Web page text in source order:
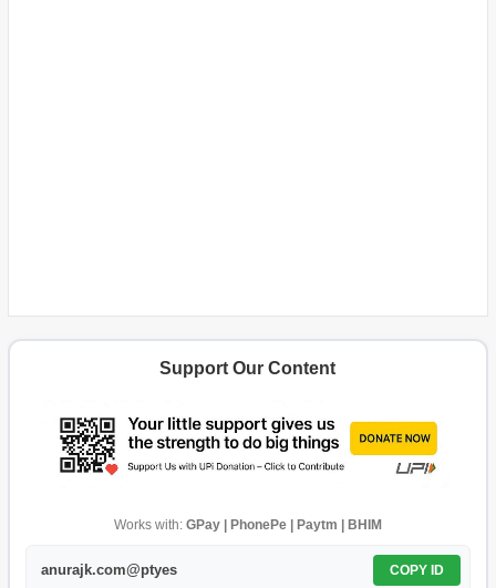
Support Our Content
Works with: GPay | PhonePe | Paytm | BHIM
anurajk.com@ptyes COPY ID